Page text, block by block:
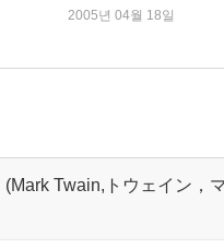
2005년 04월 18일
(Mark Twain,トウェイン，